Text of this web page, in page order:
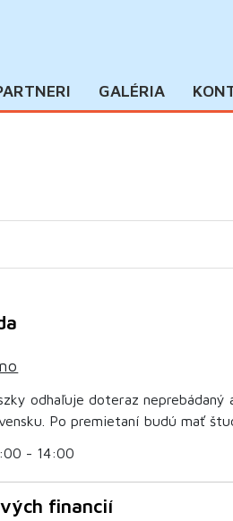
GALÉRIA
odhaľuje doteraz neprebádaný
Po premietaní budú mať
- 14:00
financií